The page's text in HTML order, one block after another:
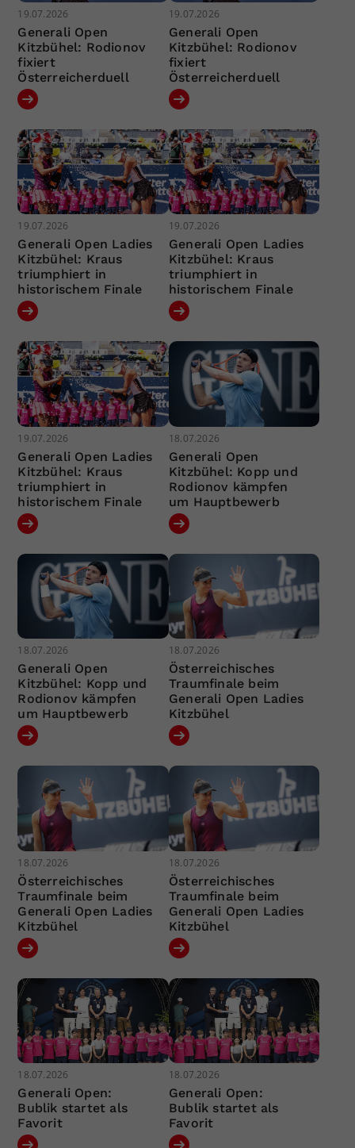
19.07.2026
Generali Open
Kitzbühel: Rodionov
fixiert
Österreicherduell
19.07.2026
Generali Open
Kitzbühel: Rodionov
fixiert
Österreicherduell
19.07.2026
Generali Open Ladies
Kitzbühel: Kraus
triumphiert in
historischem Finale
19.07.2026
Generali Open Ladies
Kitzbühel: Kraus
triumphiert in
historischem Finale
19.07.2026
Generali Open Ladies
Kitzbühel: Kraus
triumphiert in
historischem Finale
18.07.2026
Generali Open
Kitzbühel: Kopp und
Rodionov kämpfen
um Hauptbewerb
18.07.2026
Generali Open
Kitzbühel: Kopp und
Rodionov kämpfen
um Hauptbewerb
18.07.2026
Österreichisches
Traumfinale beim
Generali Open Ladies
Kitzbühel
18.07.2026
Österreichisches
Traumfinale beim
Generali Open Ladies
Kitzbühel
18.07.2026
Österreichisches
Traumfinale beim
Generali Open Ladies
Kitzbühel
18.07.2026
Generali Open:
Bublik startet als
Favorit
18.07.2026
Generali Open:
Bublik startet als
Favorit